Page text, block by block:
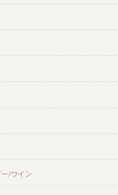
/ワイン